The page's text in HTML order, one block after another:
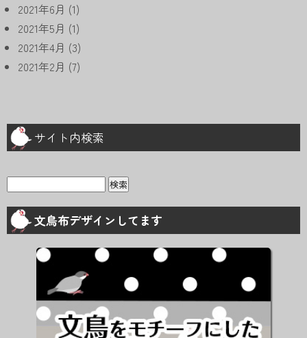
2021年6月 (1)
2021年5月 (1)
2021年4月 (3)
2021年2月 (7)
サイト内検索
検
文鳥布デザインしてます